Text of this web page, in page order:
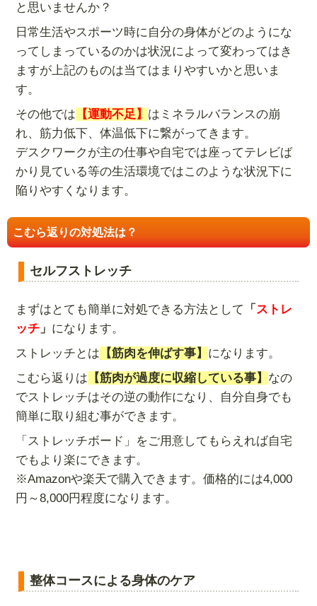
と思いませんか？
日常生活やスポーツ時に自分の身体がどのようにな
ってしまっているのかは状況によって変わってはき
ますが上記のものは当てはまりやすいかと思いま
す。
その他では 【運動不足】 はミネラルバランスの崩
れ、筋力低下、体温低下に繋がってきます。
デスクワークが主の仕事や自宅では座ってテレビば
かり見ている等の生活環境ではこのような状況下に
陥りやすくなります。
こむら返りの対処法は？
セルフストレッチ
まずはとても簡単に対処できる方法として 「 ストレ
ッチ 」 になります。
ストレッチとは 【筋肉を伸ばす事】 になります。
こむら返りは 【筋肉が過度に収縮している事】 なの
でストレッチはその逆の動作になり、自分自身でも
簡単に取り組む事ができます。
「ストレッチボード」をご用意してもらえれば自宅
でもより楽にできます。
※Amazonや楽天で購入できます。価格的には4,000
円～8,000円程度になります。
整体コースによる身体のケア